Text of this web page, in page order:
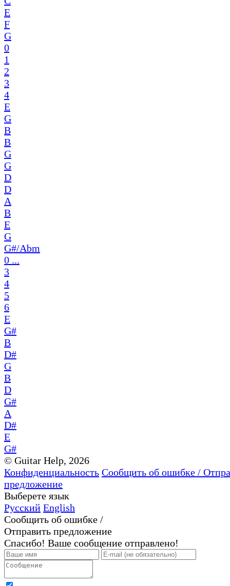
E
F
G
0
1
2
3
4
E
G
B
B
G
G
D
D
A
B
E
G
G#/Abm
0 ...
3
4
5
6
E
G#
B
D#
G
B
D
G#
A
D#
E
G#
© Guitar Help, 2026
Конфиденциальность Сообщить об ошибке /
предложение
Выберете язык
Русский English
Сообщить об ошибке /
Отправить предложение
Спасибо! Ваше сообщение отправлено!